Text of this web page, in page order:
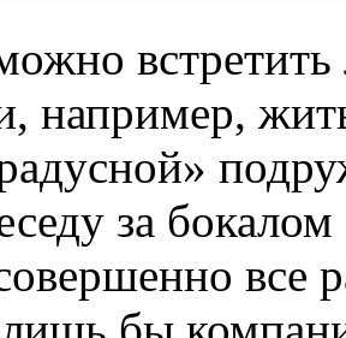
например,
за бокалом
все